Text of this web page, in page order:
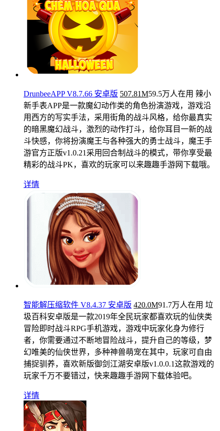
DrunbeeAPP V8.7.66 安卓版 507.81M59.5万人在用 辣小
新手表APP是一款魔幻动作类的角色扮演游戏，游戏沿
用西方的写实手法，采用街角的战斗风格，给你最真实
的暗黑魔幻战斗，激烈的动作打斗，给你耳目一新的战
斗快感，你将扮演魔王与各种强大的勇士战斗，魔王手
游官方正版v1.0.21采用回合制战斗的模式，带你享受最
精彩的战斗PK，喜欢的玩家可以来趣趣手游网下载哦。
详情
智能解压缩软件 V8.4.37 安卓版 420.0M91.7万人在用 垃
圾百科安卓版是一款2019年全民玩家都喜欢玩的仙侠类
冒险即时战斗RPG手机游戏，游戏中玩家化身为修行
者，你需要通过不断地冒险战斗，提升自己的等级，梦
幻唯美的仙侠世界，多种神兽萌宠在其中，玩家可自由
捕捉驯养，喜欢新版御剑江湖安卓版v1.0.0.1这款游戏的
玩家千万不要错过，快来趣趣手游网下载体验吧。
详情